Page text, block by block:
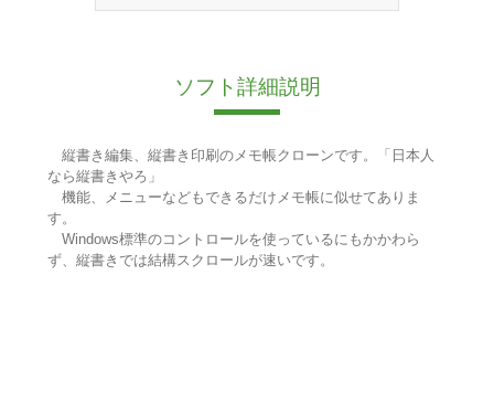
ソフト詳細説明
縦書き編集、縦書き印刷のメモ帳クローンです。「日本人
なら縦書きやろ」
機能、メニューなどもできるだけメモ帳に似せてありま
す。
Windows標準のコントロールを使っているにもかかわら
ず、縦書きでは結構スクロールが速いです。